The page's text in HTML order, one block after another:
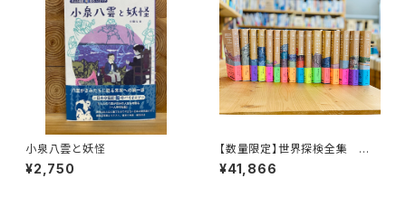
小泉八雲と妖怪
¥2,750
【数量限定】世界探検全集 全1
6巻＋全巻購入特典「第17巻（非
売品）」【当店限定】
¥41,866